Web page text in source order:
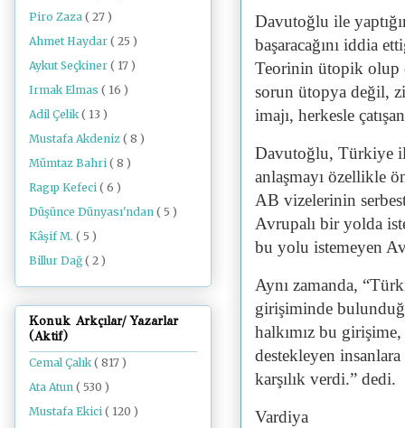
Davutoğlu ile
başaracağını iddia
Teorinin ütopik olup
sorun ütopya değil,
imajı, herkesle
Davutoğlu, Türkiye
anlaşmayı özellikle
AB vizelerinin
Avrupalı ​​bir yolda
bu yolu istemeyen
Aynı zamanda,
girişiminde
halkımız bu
destekleyen
karşılık verdi.” dedi.
Vardiya
Piro Zaza ( 27 )
Ahmet Haydar ( 25 )
Aykut Seçkiner ( 17 )
Irmak Elmas ( 16 )
Adil Çelik ( 13 )
Mustafa Akdeniz ( 8 )
Mümtaz Bahri ( 8 )
Ragıp Kefeci ( 6 )
Düşünce Dünyası'ndan ( 5 )
Kâşif M. ( 5 )
Billur Dağ ( 2 )
Konuk Arkçılar/ Yazarlar
(Aktif)
Cemal Çalık( 817 )
Ata Atun ( 530 )
Mustafa Ekici ( 120 )